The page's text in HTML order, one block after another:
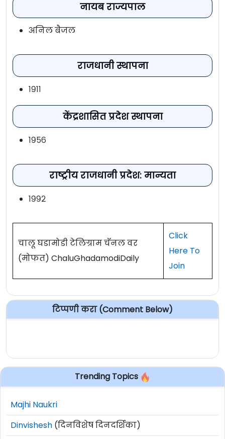
नायब राज्यपाल
अनिल बैजल
राजधानी स्थापना
१९११
केंद्रशासित प्रदेश स्थापना
१९५६
राष्ट्रीय राजधानी प्रदेश: मान्यता
१९९२
चालू घडामोडी टेलिग्राम चॅनल वर
(मोफत) ChaluGhadamodiDaily
Click
Here To
Join
टिप्पणी करा (Comment Below)
Trending Topics
Majhi Naukri
Dinvishesh (दिनविशेष दिनदर्शिका)